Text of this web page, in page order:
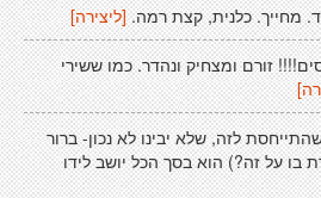
מחייך. כלנית, קצת רמה. [ליצירה]
זורם ומצחיק ונהדר. כמו ששירי
לזה, שלא יבינו לא נכון- ברור
על זה?) הוא בסך הכל יושב לידו